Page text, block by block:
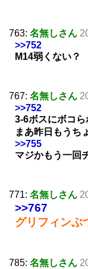
763: 名無しさん
>>752
M14弱くない？
767: 名無しさん
>>752
3-6ボスにボコ
まあ昨日もうち
>>755
マジかもう一回
771: 名無しさん
>>767
グリフィンぶ
785: 名無しさん